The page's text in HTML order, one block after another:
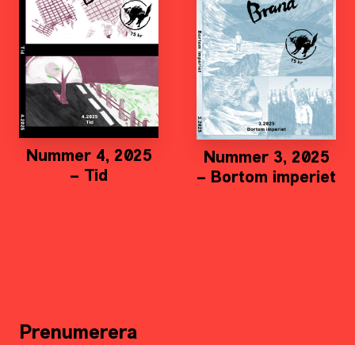
Nummer 4, 2025
– Tid
Nummer 3, 2025
– Bortom imperiet
Prenumerera